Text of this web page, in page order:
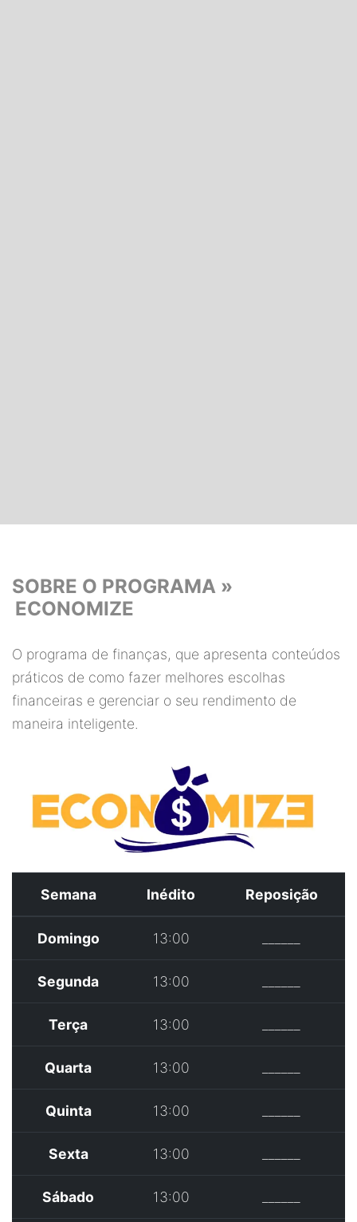
SOBRE O PROGRAMA »
ECONOMIZE
O programa de finanças, que apresenta conteúdos
práticos de como fazer melhores escolhas
financeiras e gerenciar o seu rendimento de
maneira inteligente.
Semana Inédito Reposição
Domingo 13:00
Segunda 13:00
Terça 13:00
Quarta 13:00
Quinta 13:00
Sexta 13:00
Sábado 13:00